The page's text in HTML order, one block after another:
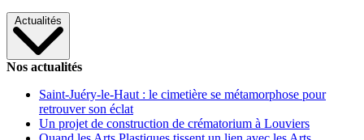
Actualités
Nos actualités
Saint-Juéry-le-Haut : le cimetière se métamorphose pour
retrouver son éclat
Un projet de construction de crématorium à Louviers